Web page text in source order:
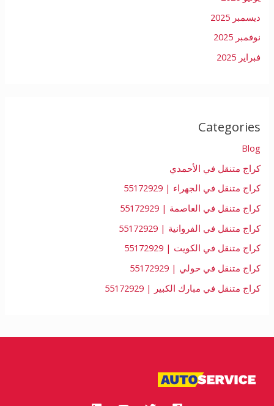
ديسمبر 2025
نوفمبر 2025
فبراير 2025
Categories
Blog
كراج متنقل في الأحمدي
كراج متنقل في الجهراء | 55172929
كراج متنقل في العاصمة | 55172929
كراج متنقل في الفروانية | 55172929
كراج متنقل في الكويت | 55172929
كراج متنقل في حولي | 55172929
كراج متنقل في مبارك الكبير | 55172929